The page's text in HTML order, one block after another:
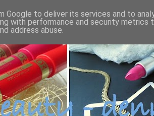
Google to deliver its services and to
with performance and security metrics
address abuse.